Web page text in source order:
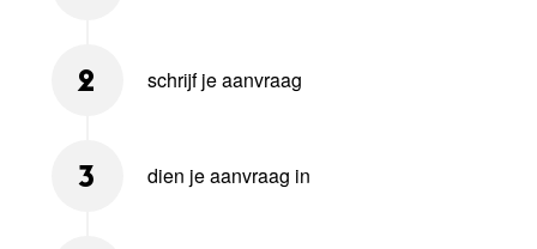
2 schrijf je aanvraag
3 dien je aanvraag in